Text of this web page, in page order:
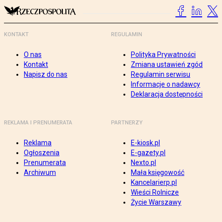
KONTAKT
O nas
Kontakt
Napisz do nas
REGULAMIN
Polityka Prywatności
Zmiana ustawień zgód
Regulamin serwisu
Informacje o nadawcy
Deklaracja dostępności
REKLAMA I PRENUMERATA
Reklama
Ogłoszenia
Prenumerata
Archiwum
PARTNERZY
E-kiosk.pl
E-gazety.pl
Nexto.pl
Mała księgowość
Kancelarierp.pl
Wieści Rolnicze
Życie Warszawy